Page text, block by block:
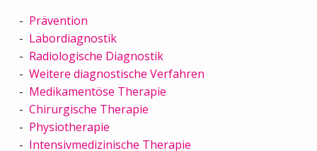
Prävention
Labordiagnostik
Radiologische Diagnostik
Weitere diagnostische Verfahren
Medikamentöse Therapie
Chirurgische Therapie
Physiotherapie
Intensivmedizinische Therapie